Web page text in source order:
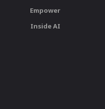
Empower
Inside AI